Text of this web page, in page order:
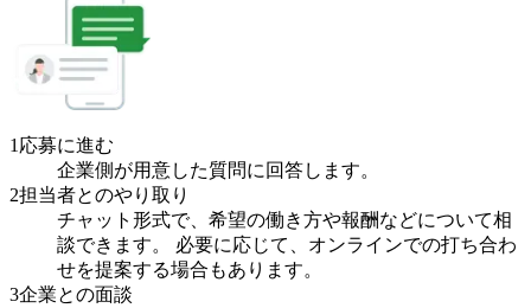
1 応募に進む
企業側が用意した質問に回答します。
2担当者とのやり取り
チャット形式で、希望の働き方や報酬などについて相
談できます。 必要に応じて、オンラインでの打ち合わ
せを提案する場合もあります。
3企業との面談